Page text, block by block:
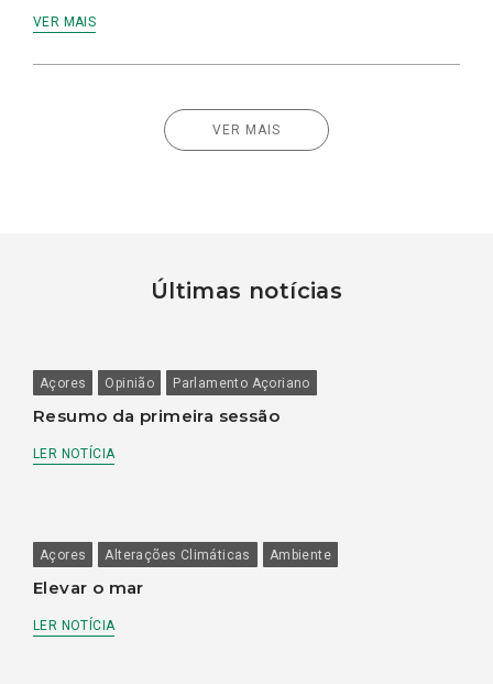
VER MAIS
VER MAIS
Últimas notícias
Açores Opinião Parlamento Açoriano
Resumo da primeira sessão
LER NOTÍCIA
Açores Alterações Climáticas Ambiente
Elevar o mar
LER NOTÍCIA